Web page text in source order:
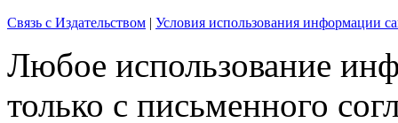
Связь с Издательством | Условия использования информации
Любое использование
только с письменного